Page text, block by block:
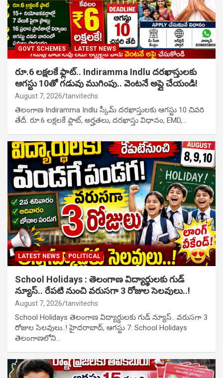
GOVT SCHEMES LATEST NEWS
రూ.6 లక్షలకే ఫ్లాట్.. Indiramma Indlu దరఖాస్తులకు
ఆగస్టు 10తో గడువు ముగింపు.. వెంటనే అప్లై చేయండి!
August 7, 2026 tanvitechs
తెలంగాణ Indiramma Indlu స్కీమ్ దరఖాస్తులకు ఆగస్టు 10 చివరి
తేదీ. రూ.6 లక్షలకే ఫ్లాట్, అర్హతలు, దరఖాస్తు విధానం, EMD,…
LATEST NEWS POLITICAL
School Holidays : తెలంగాణ విద్యార్థులకు గుడ్
న్యూస్.. రేపటి నుంచి వరుసగా 3 రోజుల సెలవులు..!
August 7, 2026 tanvitechs
School Holidays తెలంగాణ విద్యార్థులకు గుడ్ న్యూస్.. వరుసగా 3
రోజుల సెలవులు..! హైదరాబాద్, ఆగస్టు 7: School Holidays
తెలంగాణలోని…